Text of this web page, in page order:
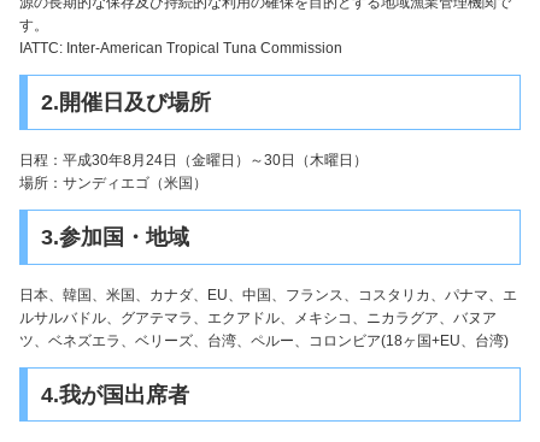
す。
IATTC: Inter-American Tropical Tuna Commission
2.開催日及び場所
日程：平成30年8月24日（金曜日）～30日（木曜日）
場所：サンディエゴ（米国）
3.参加国・地域
日本、韓国、米国、カナダ、EU、中国、フランス、コスタリカ、パナマ、エ
ルサルバドル、グアテマラ、エクアドル、メキシコ、ニカラグア、バヌア
ツ、ベネズエラ、ベリーズ、台湾、ペルー、コロンビア(18ヶ国+EU、台湾)
4.我が国出席者